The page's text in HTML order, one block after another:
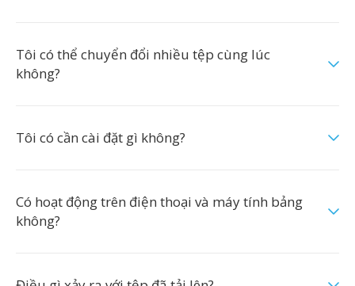
Tôi có thể chuyển đổi nhiều tệp cùng lúc
không?
Tôi có cần cài đặt gì không?
Có hoạt động trên điện thoại và máy tính bảng
không?